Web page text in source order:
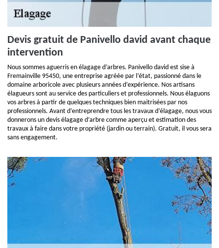
Devis gratuit de Panivello david avant chaque
intervention
Nous sommes aguerris en élagage d’arbres. Panivello david est sise à
Fremainville 95450, une entreprise agréée par l’état, passionné dans le
domaine arboricole avec plusieurs années d’expérience. Nos artisans
élagueurs sont au service des particuliers et professionnels. Nous élaguons
vos arbres à partir de quelques techniques bien maitrisées par nos
professionnels. Avant d’entreprendre tous les travaux d’élagage, nous vous
donnerons un devis élagage d’arbre comme aperçu et estimation des
travaux à faire dans votre propriété (jardin ou terrain). Gratuit, il vous sera
sans engagement.